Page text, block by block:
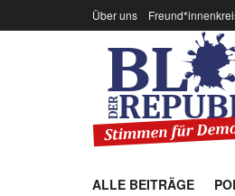
Über uns
ALLE BEITRÄGE